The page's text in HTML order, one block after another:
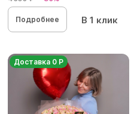
Подробнее В 1 клик
Доставка 0 Р